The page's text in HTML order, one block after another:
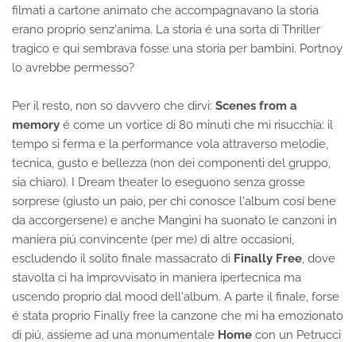
filmati a cartone animato che accompagnavano la storia
erano proprio senz'anima. La storia é una sorta di Thriller
tragico e qui sembrava fosse una storia per bambini. Portnoy
lo avrebbe permesso?
Per il resto, non so davvero che dirvi: Scenes from a
memory é come un vortice di 80 minuti che mi risucchia: il
tempo si ferma e la performance vola attraverso melodie,
tecnica, gusto e bellezza (non dei componenti del gruppo,
sia chiaro). I Dream theater lo eseguono senza grosse
sorprese (giusto un paio, per chi conosce l'album cosí bene
da accorgersene) e anche Mangini ha suonato le canzoni in
maniera piú convincente (per me) di altre occasioni,
escludendo il solito finale massacrato di Finally Free, dove
stavolta ci ha improvvisato in maniera ipertecnica ma
uscendo proprio dal mood dell'album. A parte il finale, forse
é stata proprio Finally free la canzone che mi ha emozionato
di piú, assieme ad una monumentale Home con un Petrucci